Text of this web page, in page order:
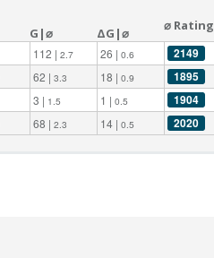
G|⌀ ΔG|⌀ ⌀ Rating
112 | 2.7 26 | 0.6 2149
62 | 3.3 18 | 0.9 1895
3 | 1.5 1 | 0.5 1904
68 | 2.3 14 | 0.5 2020